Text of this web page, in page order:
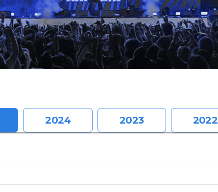
2024 2023 2022